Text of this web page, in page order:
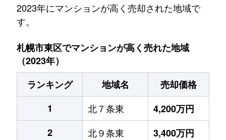
2023年にマンションが高く売却された地域で
す。
札幌市東区でマンションが高く売れた地域
（2023年）
ランキング
地域名
売却価格
1
北７条東
4,200万円
2
北９条東
3,400万円